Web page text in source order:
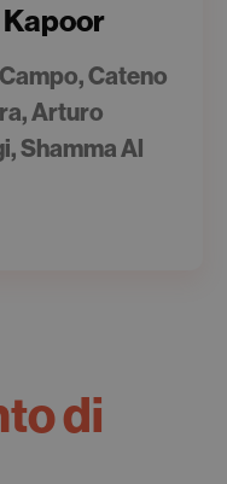
Cateno
Arturo
Shamma Al
di